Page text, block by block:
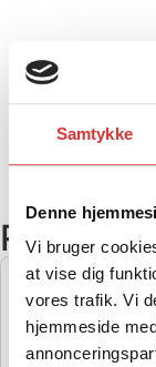
Samtykke
Denne
Vi bruger
at vise dig
vores trafik. Vi
hjemmeside
LAD INSATS
6.972,00